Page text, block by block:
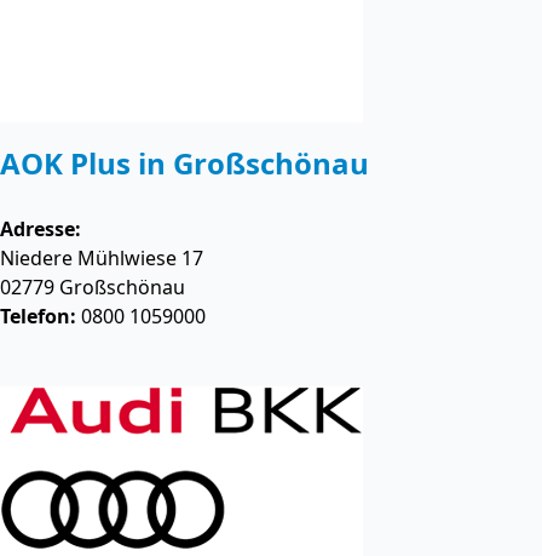
AOK Plus in Großschönau
Adresse:
Niedere Mühlwiese 17
02779 Großschönau
Telefon: 0800 1059000